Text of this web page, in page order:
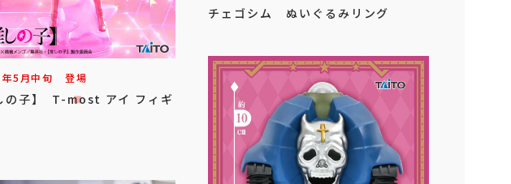
5月中旬 登場
の子】 T-most アイ フィギ
チェゴシム ぬいぐるみリング